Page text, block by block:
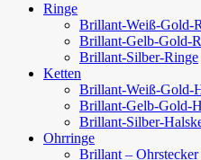
Ringe
Brillant-Weiß-Gold-
Brillant-Gelb-Gold-
Brillant-Silber-Ringe
Ketten
Brillant-Weiß-Gold-
Brillant-Gelb-Gold-
Brillant-Silber-
Ohrringe
Brillant – Ohrstecker